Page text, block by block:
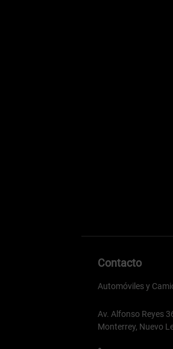
Contacto
Automóviles y
Av. Alfonso Reyes
Monterrey, Nuevo